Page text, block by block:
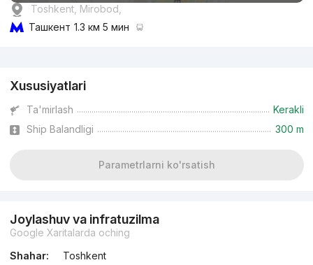
Toshkent, Mirobod,
Ташкент 1.3 км 5 мин
Xususiyatlari
Ta'mirlash
Kerakli
Ship Balandligi
300 m
Parametrlarni ko'rsatish
Joylashuv va infratuzilma
Google Xaritalarda oching
Shahar:
Toshkent